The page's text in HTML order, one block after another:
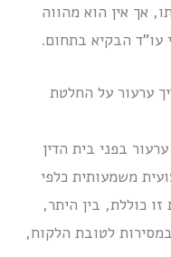
אך אין הוא מהווה
עו”ד הבקיא בתחום.
ערעור על החלטת
בפני בית הדין
משמעותית כלפי
זו כוללת, בין היתר,
לטובת הלקוח,